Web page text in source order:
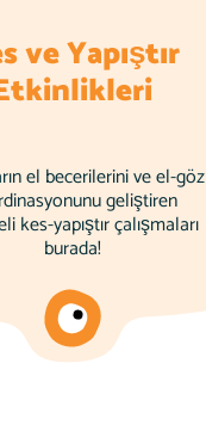
ve Yapıştır
el becerilerini ve el-göz
geliştiren
kes-yapıştır çalışmaları
burada!